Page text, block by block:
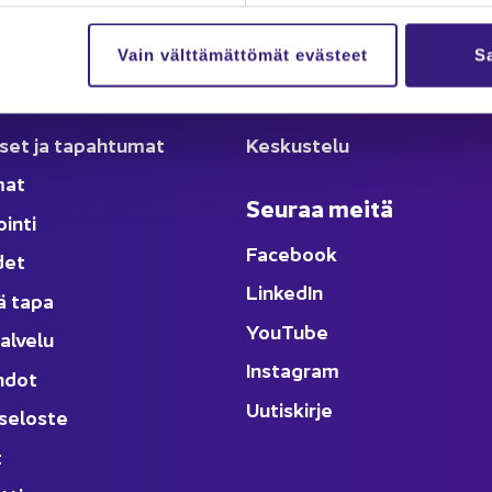
Vain välttämättömät evästeet
ja ta­pah­tu­mat
tapa
Ka­na­va
Ar­tik­ke­lit
Kes­kus­te­lu
Seu­raa meitä
Face­book
Lin­ke­dIn
YouTube
Ins­ta­gram
Uu­tis­kir­je